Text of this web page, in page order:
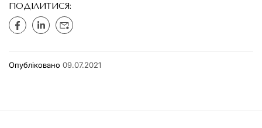
ПОДІЛИТИСЯ:
Опубліковано 09.07.2021